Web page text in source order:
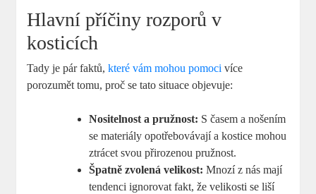
Hlavní příčiny rozporů v
kosticích
Tady je pár faktů,které vám mohou pomoci více
porozumět tomu, proč se tato situace objevuje:
Nositelnost a pružnost: S časem a nošením
se materiály opotřebovávají a kostice mohou
ztrácet svou přirozenou pružnost.
Špatně zvolená velikost: Mnozí z nás mají
tendenci ignorovat fakt, že velikosti se liší